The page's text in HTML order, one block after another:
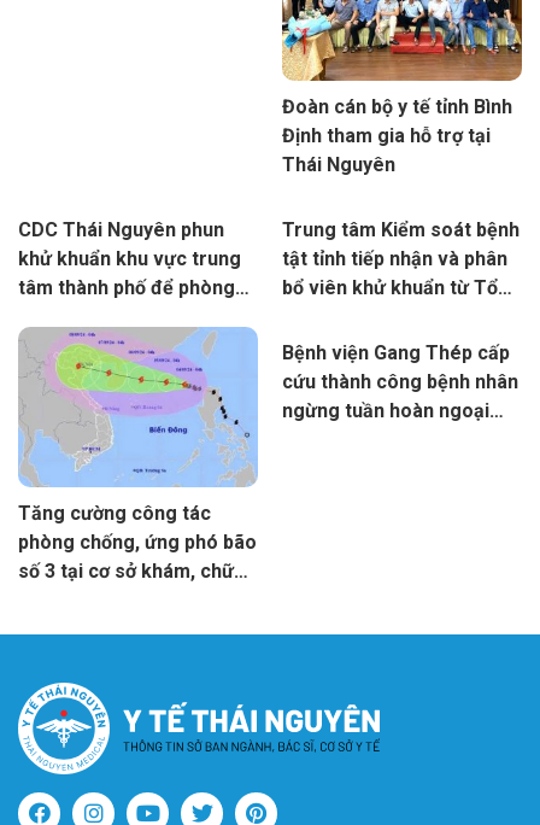
Đoàn cán bộ y tế tỉnh Bình
Định tham gia hỗ trợ tại
Thái Nguyên
CDC Thái Nguyên phun
khử khuẩn khu vực trung
tâm thành phố để phòng
nhiễm sau mưa lũ
Trung tâm Kiểm soát bệnh
tật tỉnh tiếp nhận và phân
bổ viên khử khuẩn từ Tổ
Tăng cường công tác
phòng chống, ứng phó bão
số 3 tại cơ sở khám, chữa
Bệnh viện Gang Thép cấp
cứu thành công bệnh nhân
ngừng tuần hoàn ngoại